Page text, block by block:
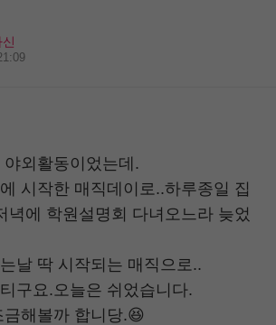
외활동이었는데.
시작한 매직데이로..하루종일 집
녁에 학원설명회 다녀오느라 늦었
날 딱 시작되는 매직으로..
구요.오늘은 쉬었습니다.
해볼까 합니당.😆